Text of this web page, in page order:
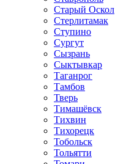
Старый Оскол
Стерлитамак
Ступино
Сургут
Сызрань
Сыктывкар
Таганрог
Тамбов
Тверь
Тимашёвск
Тихвин
Тихорецк
Тобольск
Тольятти